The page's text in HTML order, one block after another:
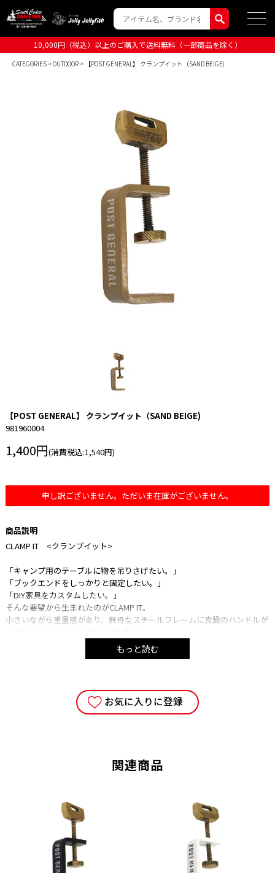
10,000円（税込）以上のご購入で送料無料（一部商品を除く）
CATEGORIES >OUTDOOR > 【POST GENERAL】 クランプイット（SAND BEIGE)
【POST GENERAL】 クランプイット（SAND BEIGE)
981960004
1,400円(消費税込:1,540円)
申し訳ございません。ただいま在庫がございません。
商品説明
CLAMP IT <クランプイット>
「キャンプ用のテーブルに物を吊りさげたい。」
「ブックエンドをしっかりと固定したい。」
「DIY家具をカスタムしたい。」
そんな要望から生まれたのがCLAMP IT。
小さいながら重量感があり、無骨なスチールフレームに真鍮のハンドルが
※作業用のクランプではありません。塗装ムラや小傷、真鍮のくすみも当
MATERIAL : BRASS,STEEL
・当サイトに掲載している商品は、実店舗でも同時に販売しております。
ながらご注文をキャンセルとさせて頂きます。 在庫管理は、できる限り
リアルタイムな更新を心がけておりますが、万一欠品の際はご了承下さ
・こちらの商品は、初期の製品不良以外での返品・交換はお断りさせて頂
いております。あらかじめご了承ください。
もっと読む
お気に入りに登録
関連商品